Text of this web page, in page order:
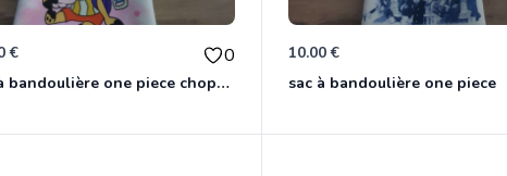
€ 0
sac à bandoulière one piece chopper
10.00 €
sac à bandoulière one piece